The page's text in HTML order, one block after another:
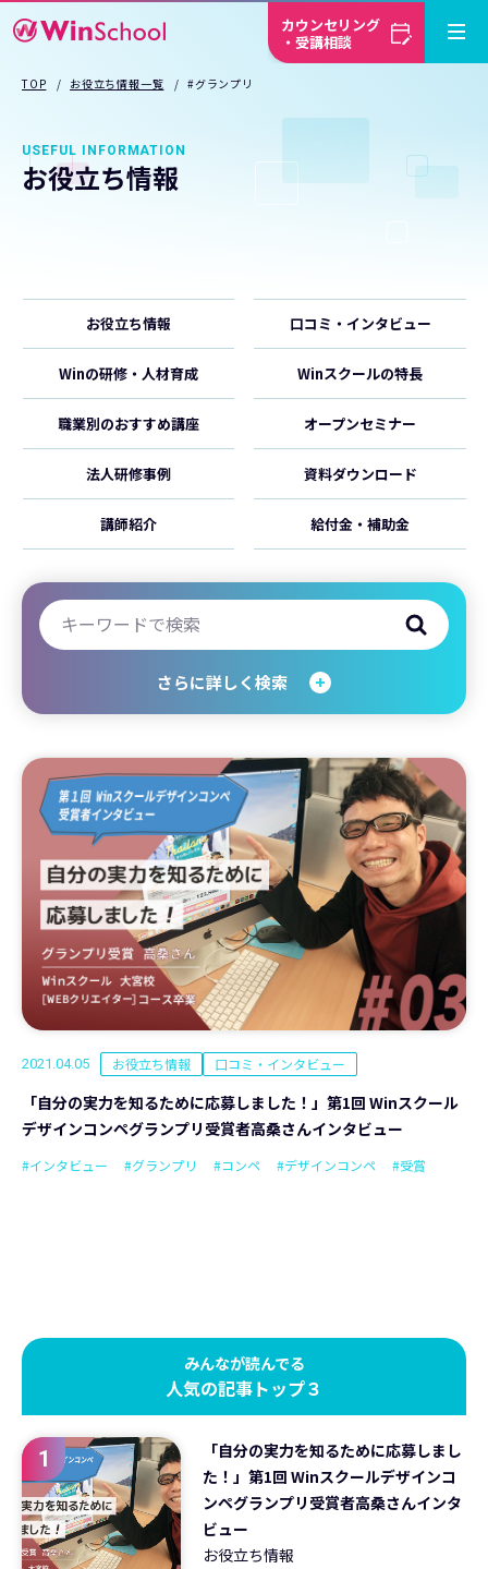
カウンセリング
・受講相談
TOP お役立ち情報一覧 #グランプリ
USEFUL INFORMATION
お役立ち情報
お役立ち情報 口コミ・インタビュー
Winの研修・人材育成 Winスクールの特長
職業別のおすすめ講座 オープンセミナー
法人研修事例 資料ダウンロード
講師紹介 給付金・補助金
さらに詳しく検索
2021.04.05 お役立ち情報 口コミ・インタビュー
「自分の実力を知るために応募しました！」第1回 Winスクール
デザインコンペグランプリ受賞者高桑さんインタビュー
#インタビュー #グランプリ #コンペ #デザインコンペ #受賞
みんなが読んでる
人気の記事トップ３
1
「自分の実力を知るために応募しまし
た！」第1回 Winスクールデザインコ
ンペグランプリ受賞者高桑さんインタ
ビュー
お役立ち情報